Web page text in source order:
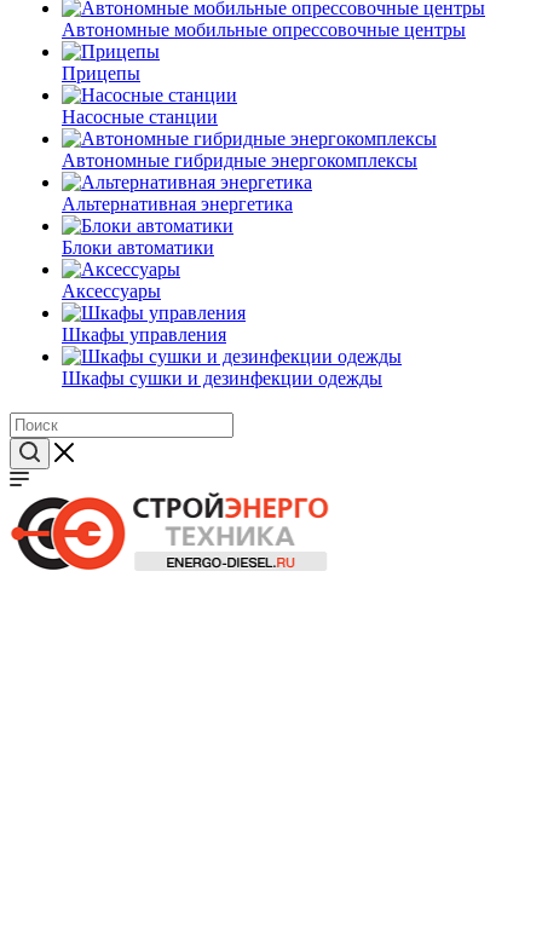
Автономные мобильные опрессовочные центры
Прицепы
Насосные станции
Автономные гибридные энергокомплексы
Альтернативная энергетика
Блоки автоматики
Аксессуары
Шкафы управления
Шкафы сушки и дезинфекции одежды